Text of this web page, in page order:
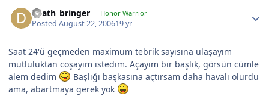
death_bringer Honor Warrior
PostedAugust 22, 200619 yr
Saat 24'ü geçmeden maximum tebrik sayısına ulaşayım
mutluluktan coşayım istedim. Açayım bir başlık, görsün cümle
alem dedim
Başlığı başkasına açtırsam daha havalı olurdu
ama, abartmaya gerek yok